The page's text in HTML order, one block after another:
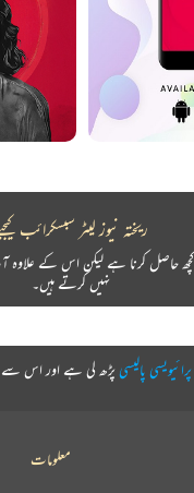
ریختہ نیوز لیٹر سبسکرائب
حاصل کرنا ہے لیکن اس کے علاوہ
نہیں کرتے ہیں۔
پرائیویسی پالیسیپڑھ لی ہے اور اس سے
معلومات